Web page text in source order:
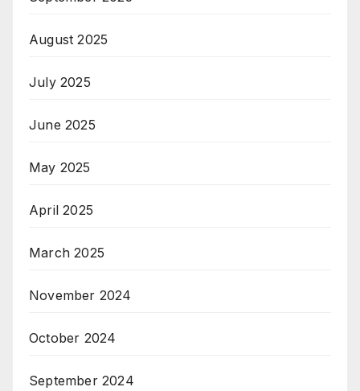
August 2025
July 2025
June 2025
May 2025
April 2025
March 2025
November 2024
October 2024
September 2024